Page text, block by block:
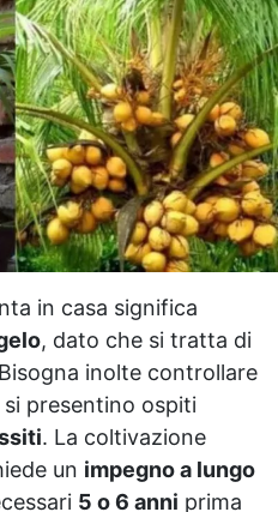
in casa significa
, dato che si tratta di
inolte controllare
presentino ospiti
. La coltivazione
un impegno a lungo
5 o 6 anni prima